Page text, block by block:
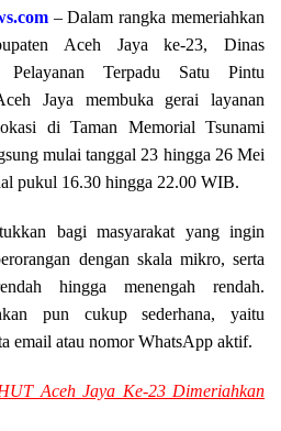
– Dalam rangka memeriahkan
Aceh Jaya ke-23, Dinas
Terpadu Satu Pintu
Jaya membuka gerai layanan
di Taman Memorial Tsunami
mulai tanggal 23 hingga 26 Mei
pukul 16.30 hingga 22.00 WIB.
bagi masyarakat yang ingin
dengan skala mikro, serta
hingga menengah rendah.
pun cukup sederhana, yaitu
email atau nomor WhatsApp aktif.
Aceh Jaya Ke-23 Dimeriahkan